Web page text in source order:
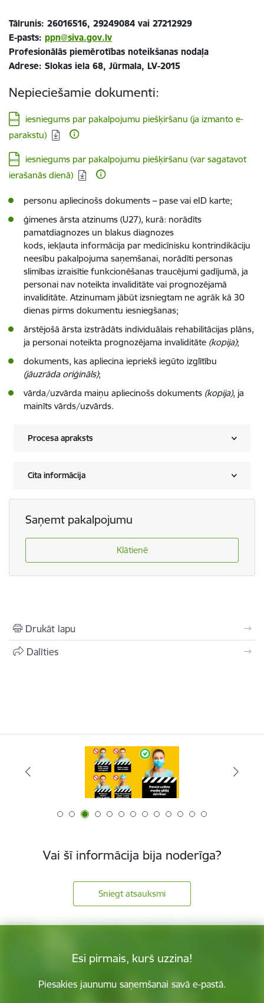
Tālrunis: 26016516, 29249084 vai 27212929
E-pasts: ppn@siva.gov.lv
Profesionālās piemērotības noteikšanas nodaļa
Adrese: Slokas iela 68, Jūrmala, LV-2015
Nepieciešamie dokumenti:
Lejupielādēt:
iesniegums par pakalpojumu piešķiršanu (ja izmanto e-
parakstu)
Lejupielādēt:
iesniegums par pakalpojumu piešķiršanu (var sagatavot
ierašanās dienā)
personu apliecinošs dokuments –pase vai eID karte;
ģimenes ārsta atzinums (U27), kurā: norādīts
pamatdiagnozes un blakus diagnozes
kods, iekļauta informācija par medicīnisku kontrindikāciju
neesību pakalpojuma saņemšanai, norādīti personas
slimības izraisītie funkcionēšanas traucējumi gadījumā, ja
personai nav noteikta invaliditāte vai prognozējamā
invaliditāte. Atzinumam jābūt izsniegtam ne agrāk kā 30
dienas pirms dokumentu iesniegšanas;
ārstējošā ārsta izstrādāts individuālais rehabilitācijas plāns,
ja personai noteikta prognozējama invaliditāte (kopija);
dokuments, kas apliecina iepriekš iegūto izglītību
(jāuzrāda oriģināls);
vārda/uzvārda maiņu apliecinošs dokuments (kopija), ja
mainīts vārds/uzvārds.
Procesa apraksts
Cita informācija
Saņemt pakalpojumu
Klātienē
Drukāt lapu
Dalīties
Vai šī informācija bija noderīga?
Sniegt atsauksmi
Esi pirmais, kurš uzzina!
Piesakies jaunumu saņemšanai savā e-pastā.